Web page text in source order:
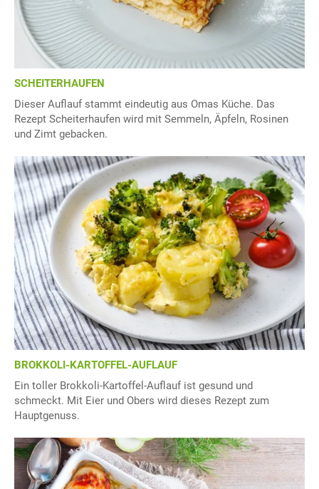
SCHEITERHAUFEN
Dieser Auflauf stammt eindeutig aus Omas Küche. Das
Rezept Scheiterhaufen wird mit Semmeln, Äpfeln, Rosinen
und Zimt gebacken.
BROKKOLI-KARTOFFEL-AUFLAUF
Ein toller Brokkoli-Kartoffel-Auflauf ist gesund und
schmeckt. Mit Eier und Obers wird dieses Rezept zum
Hauptgenuss.